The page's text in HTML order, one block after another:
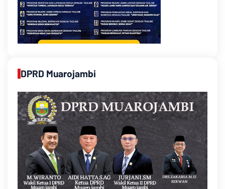
DPRD Muarojambi